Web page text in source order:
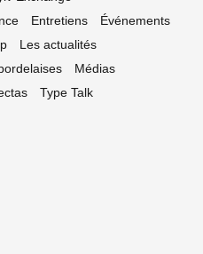
Entretiens
Événements
Les actualités
Médias
Type Talk